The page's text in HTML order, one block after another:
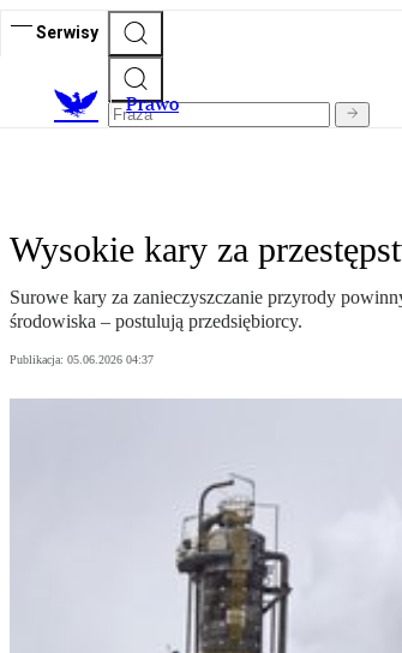
Serwisy
Prawo
Wysokie kary za
Surowe kary za zanieczyszczanie przyrody
środowiska – postulują przedsiębiorcy.
Publikacja: 05.06.2026 04:37